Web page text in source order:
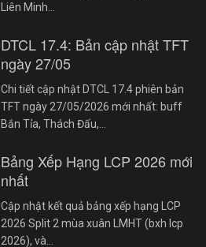
Liên Minh…
DTCL 17.4: Bản cập nhật TFT
ngày 27/05
Chi tiết cập nhật DTCL 17.4 phiên bản
TFT ngày 27/05/2026 mới nhất: buff
Bắn Tỉa, Thách Đấu,…
Bảng Xếp Hạng LCP 2026 mới
nhất
Cập nhật kết quả bảng xếp hạng LCP
2026 Split 2 mùa xuân LMHT (bxh lcp
2026), và…